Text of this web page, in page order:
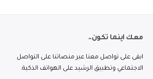
معك اينما تكون..
ابقى على تواصل معنا عبر منصاتنا على التواصل
الاجتماعي وتطبيق الرشيد على الهواتف الذكية.